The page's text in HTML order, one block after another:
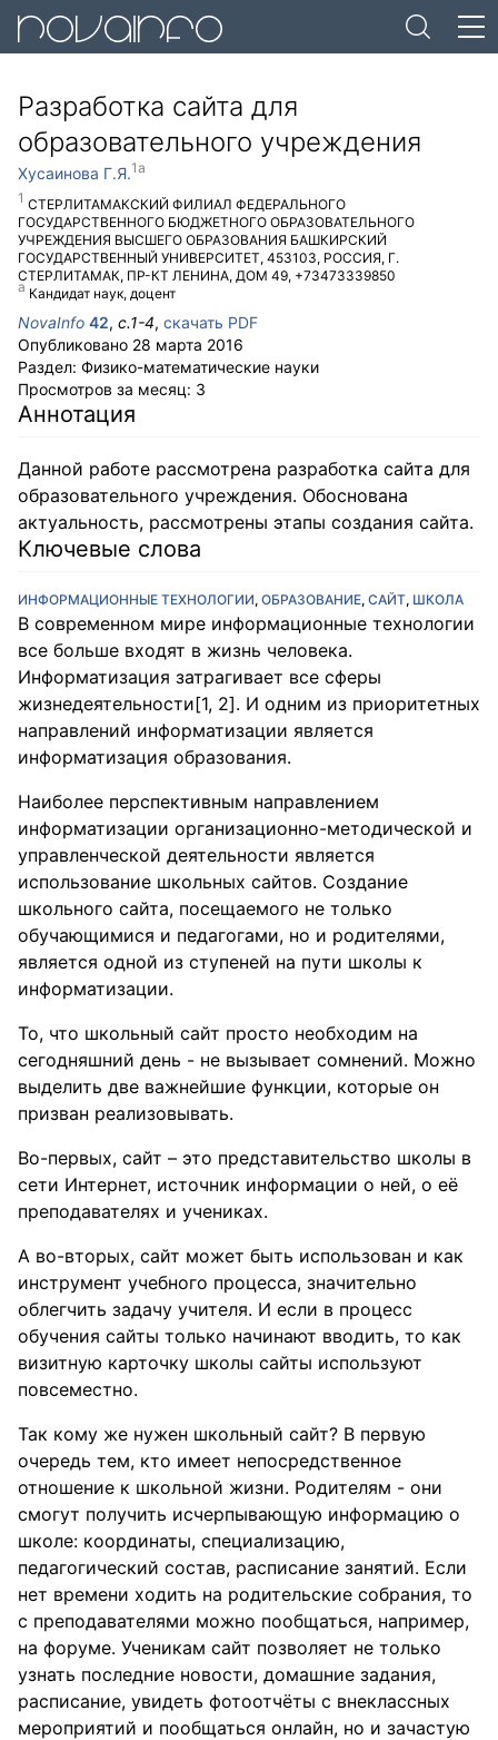
Разработка сайта для
образовательного учреждения
Хусаинова Г.Я.
СТЕРЛИТАМАКСКИЙ ФИЛИАЛ ФЕДЕРАЛЬНОГО
ГОСУДАРСТВЕННОГО БЮДЖЕТНОГО ОБРАЗОВАТЕЛЬНОГО
УЧРЕЖДЕНИЯ ВЫСШЕГО ОБРАЗОВАНИЯ БАШКИРСКИЙ
ГОСУДАРСТВЕННЫЙ УНИВЕРСИТЕТ, 453103, РОССИЯ, Г.
СТЕРЛИТАМАК, ПР-КТ ЛЕНИНА, ДОМ 49, +73473339850
Кандидат наук, доцент
NovaInfo 42, с.1-4, скачать PDF
Опубликовано 28 марта 2016
Раздел: Физико-математические науки
Просмотров за месяц: 3
Аннотация
Данной работе рассмотрена разработка сайта для
образовательного учреждения. Обоснована
актуальность, рассмотрены этапы создания сайта.
Ключевые слова
ИНФОРМАЦИОННЫЕ ТЕХНОЛОГИИ, ОБРАЗОВАНИЕ, САЙТ, ШКОЛА
В современном мире информационные технологии
все больше входят в жизнь человека.
Информатизация затрагивает все сферы
жизнедеятельности[1, 2]. И одним из приоритетных
направлений информатизации является
информатизация образования.
Наиболее перспективным направлением
информатизации организационно-методической и
управленческой деятельности является
использование школьных сайтов. Создание
школьного сайта, посещаемого не только
обучающимися и педагогами, но и родителями,
является одной из ступеней на пути школы к
информатизации.
То, что школьный сайт просто необходим на
сегодняшний день - не вызывает сомнений. Можно
выделить две важнейшие функции, которые он
призван реализовывать.
Во-первых, сайт – это представительство школы в
сети Интернет, источник информации о ней, о её
преподавателях и учениках.
А во-вторых, сайт может быть использован и как
инструмент учебного процесса, значительно
облегчить задачу учителя. И если в процесс
обучения сайты только начинают вводить, то как
визитную карточку школы сайты используют
повсеместно.
Так кому же нужен школьный сайт? В первую
очередь тем, кто имеет непосредственное
отношение к школьной жизни. Родителям - они
смогут получить исчерпывающую информацию о
школе: координаты, специализацию,
педагогический состав, расписание занятий. Если
нет времени ходить на родительские собрания, то
с преподавателями можно пообщаться, например,
на форуме. Ученикам сайт позволяет не только
узнать последние новости, домашние задания,
расписание, увидеть фотоотчёты с внеклассных
мероприятий и пообщаться онлайн, но и зачастую